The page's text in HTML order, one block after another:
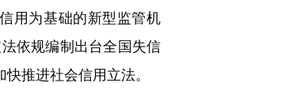
用为基础的新型监管机
依规编制出台全国失信
推进社会信用立法。